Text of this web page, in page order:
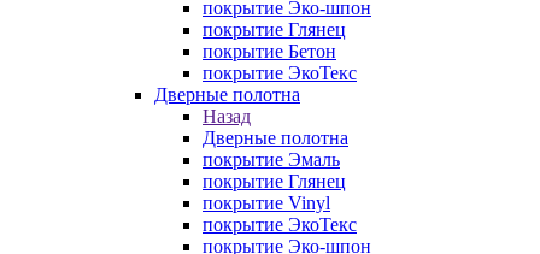
покрытие Эко-шпон
покрытие Глянец
покрытие Бетон
покрытие ЭкоТекс
Дверные полотна
Назад
Дверные полотна
покрытие Эмаль
покрытие Глянец
покрытие Vinyl
покрытие ЭкоТекс
покрытие Эко-шпон